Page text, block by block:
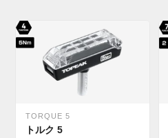
TORQUE 5
トルク 5